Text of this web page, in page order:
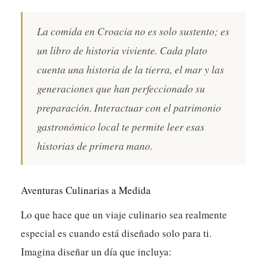
La comida en Croacia no es solo sustento; es
un libro de historia viviente. Cada plato
cuenta una historia de la tierra, el mar y las
generaciones que han perfeccionado su
preparación. Interactuar con el patrimonio
gastronómico local te permite leer esas
historias de primera mano.
Aventuras Culinarias a Medida
Lo que hace que un viaje culinario sea realmente
especial es cuando está diseñado solo para ti.
Imagina diseñar un día que incluya: